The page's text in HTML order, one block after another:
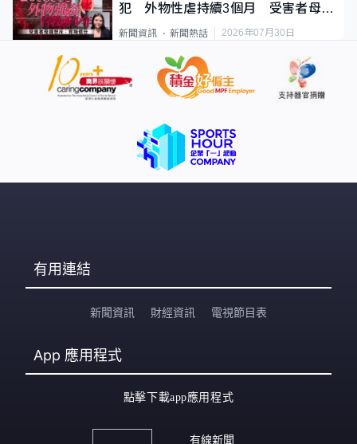
犯 外物性虐持續3個月 受害者母：
要保護其他人
新聞資訊 新聞熱話 2026年07月30日
有用連結
新聞資訊 財經資訊 電視節目表
App 應用程式
點擊下載app應用程式
有線新聞